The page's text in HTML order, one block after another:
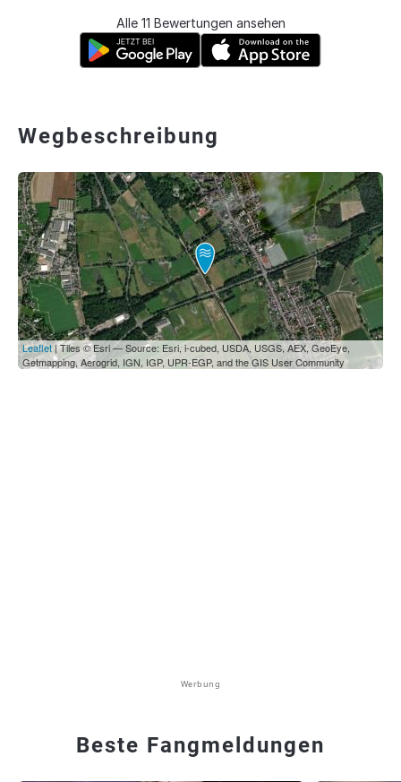
Alle 11 Bewertungen ansehen
Wegbeschreibung
Leaflet| Tiles © Esri — Source: Esri, i-cubed, USDA, USGS, AEX, GeoEye,
Getmapping, Aerogrid, IGN, IGP, UPR-EGP, and the GIS User Community
Werbung
Beste Fangmeldungen